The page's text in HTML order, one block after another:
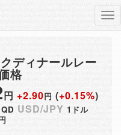
ディナールレー
格
円+2.90円 (+0.15%)
USD/JPY 1ドル